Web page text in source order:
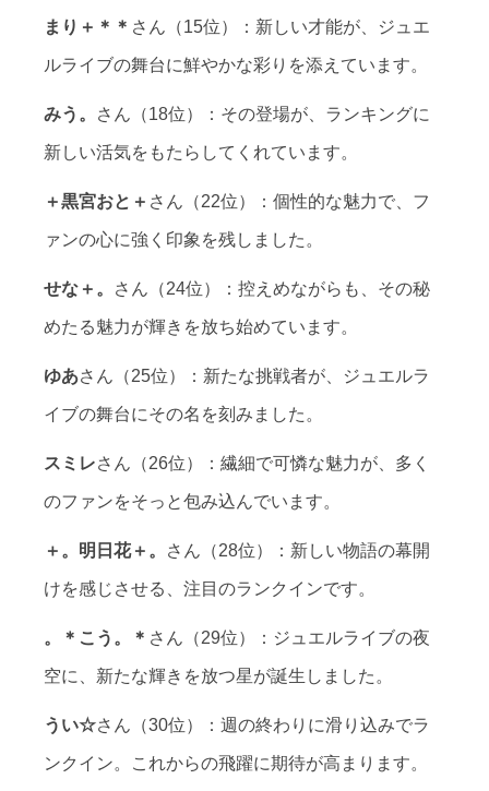
まり＋＊＊ さん（15位）：新しい才能が、ジュエ
ルライブの舞台に鮮やかな彩りを添えています。
みう。 さん（18位）：その登場が、ランキングに
新しい活気をもたらしてくれています。
＋黒宮おと＋ さん（22位）：個性的な魅力で、フ
ァンの心に強く印象を残しました。
せな＋。 さん（24位）：控えめながらも、その秘
めたる魅力が輝きを放ち始めています。
ゆあさん（25位）：新たな挑戦者が、ジュエルラ
イブの舞台にその名を刻みました。
スミレさん（26位）：繊細で可憐な魅力が、多く
のファンをそっと包み込んでいます。
＋。明日花＋。 さん（28位）：新しい物語の幕開
けを感じさせる、注目のランクインです。
。＊こう。＊ さん（29位）：ジュエルライブの夜
空に、新たな輝きを放つ星が誕生しました。
うい☆さん（30位）：週の終わりに滑り込みでラ
ンクイン。これからの飛躍に期待が高まります。